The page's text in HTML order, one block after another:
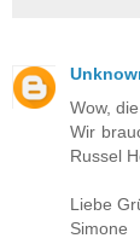
Wow,
Wir
Russel
Liebe
Simone